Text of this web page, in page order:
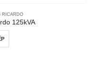
RICARDO
125kVA